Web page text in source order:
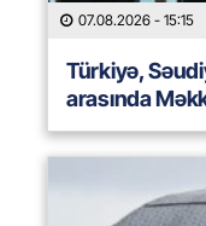
07.08.2026 - 15:15
Türkiyə,
arasında